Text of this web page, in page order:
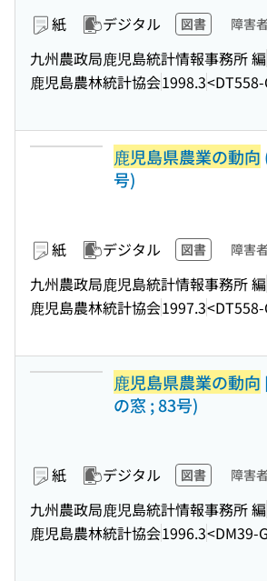
紙 デジタル 図書 障害
九州農政局鹿児島統計情報事務所 編
鹿児島農林統計協会1998.3
鹿児島県農業の動向
号)
紙 デジタル 図書 障害
九州農政局鹿児島統計情報事務所 編
鹿児島農林統計協会1997.3
鹿児島県農業の動向
の窓 ; 83号)
紙 デジタル 図書 障害
九州農政局鹿児島統計情報事務所 編
鹿児島農林統計協会1996.3<DM39-